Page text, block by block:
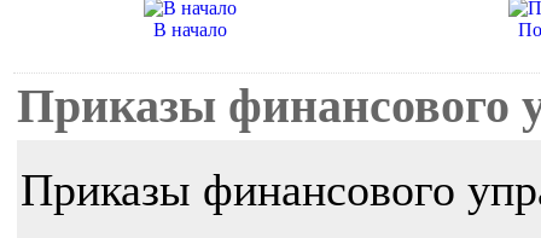
В начало
Приказы финансового
Приказы финансового